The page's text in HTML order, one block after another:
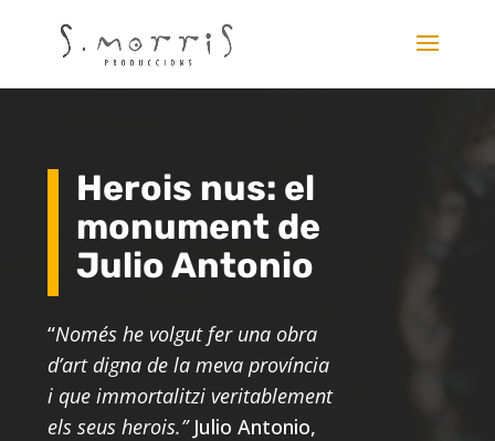
Herois nus: el
monument de
Julio Antonio
“Només he volgut fer una obra
d’art digna de la meva província
i que immortalitzi veritablement
els seus herois.” Julio Antonio,